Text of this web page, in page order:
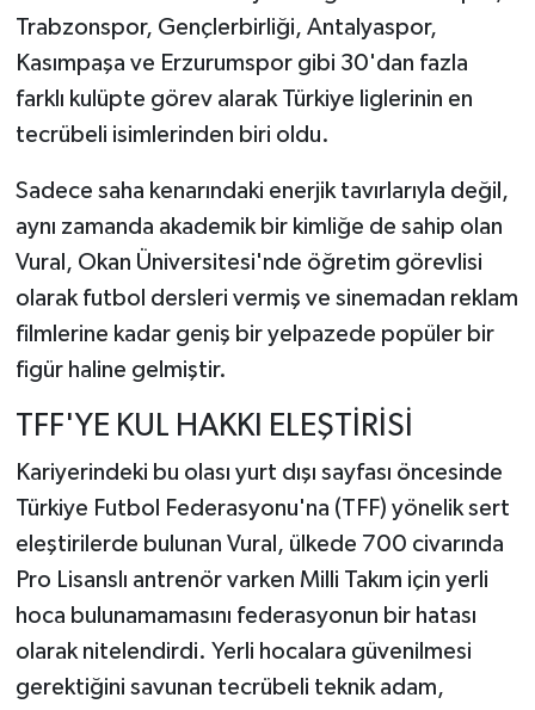
Trabzonspor, Gençlerbirliği, Antalyaspor,
Kasımpaşa ve Erzurumspor gibi 30'dan fazla
farklı kulüpte görev alarak Türkiye liglerinin en
tecrübeli isimlerinden biri oldu.
Sadece saha kenarındaki enerjik tavırlarıyla değil,
aynı zamanda akademik bir kimliğe de sahip olan
Vural, Okan Üniversitesi'nde öğretim görevlisi
olarak futbol dersleri vermiş ve sinemadan reklam
filmlerine kadar geniş bir yelpazede popüler bir
figür haline gelmiştir.
TFF'YE KUL HAKKI ELEŞTİRİSİ
Kariyerindeki bu olası yurt dışı sayfası öncesinde
Türkiye Futbol Federasyonu'na (TFF) yönelik sert
eleştirilerde bulunan Vural, ülkede 700 civarında
Pro Lisanslı antrenör varken Milli Takım için yerli
hoca bulunamamasını federasyonun bir hatası
olarak nitelendirdi. Yerli hocalara güvenilmesi
gerektiğini savunan tecrübeli teknik adam,